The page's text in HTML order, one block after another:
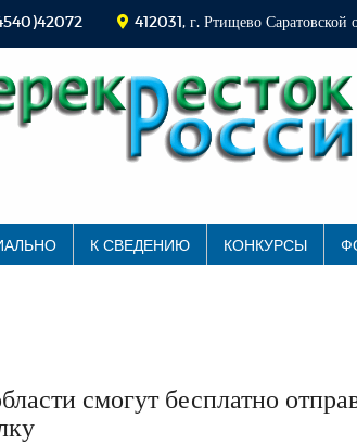
412031, г. Ртищево Саратовской
К СВЕДЕНИЮ КОНКУРСЫ
смогут бесплатно